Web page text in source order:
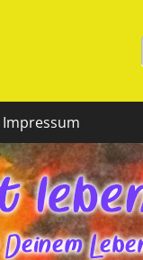
Impressum